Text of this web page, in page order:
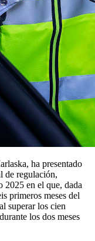
ha presentado
de regulación,
2025 en el que, dada
primeros meses del
superar los cien
los dos meses